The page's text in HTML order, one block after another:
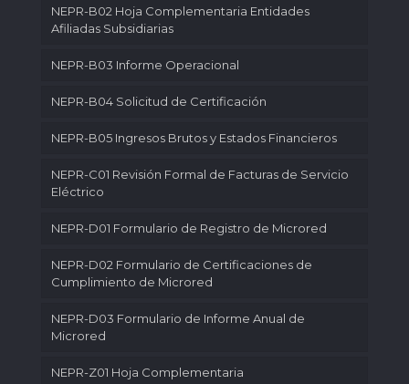
NEPR-B02 Hoja Complementaria Entidades
Afiliadas Subsidiarias
NEPR-B03 Informe Operacional
NEPR-B04 Solicitud de Certificación
NEPR-B05 Ingresos Brutos y Estados Financieros
NEPR-C01 Revisión Formal de Facturas de Servicio
Eléctrico
NEPR-D01 Formulario de Registro de Microred
NEPR-D02 Formulario de Certificaciones de
Cumplimiento de Microred
NEPR-D03 Formulario de Informe Anual de
Microred
NEPR-Z01 Hoja Complementaria